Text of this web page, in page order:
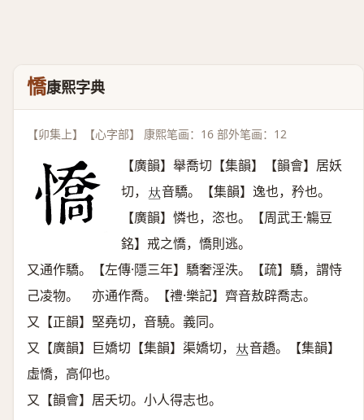
憍康熙字典
【卯集上】【心字部】 康熙笔画：16 部外笔画：12
【廣韻】舉喬切【集韻】【韻會】居妖
切， 𠀤音驕。【集韻】逸也，矜也。
【廣韻】憐也，恣也。【周武王·觴豆
銘】戒之憍，憍則逃。
又通作驕。【左傳·隱三年】驕奢淫泆。【疏】驕，謂恃
己凌物。 亦通作喬。【禮·樂記】齊音敖辟喬志。
又【正韻】堅堯切，音驍。義同。
又【廣韻】巨嬌切【集韻】渠嬌切， 𠀤音趫。【集韻】
虛憍，高仰也。
又【韻會】居夭切。小人得志也。